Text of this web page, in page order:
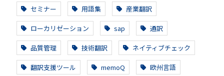
セミナー 用語集 産業翻訳
ローカリゼーション sap 通訳
品質管理 技術翻訳 ネイティブチェック
翻訳支援ツール memoQ 欧州言語